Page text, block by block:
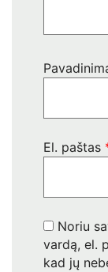
El. paštas
Noriu
vardą, el.
kad jų